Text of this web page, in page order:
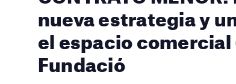
nueva estrategia y
el espacio
Fundació